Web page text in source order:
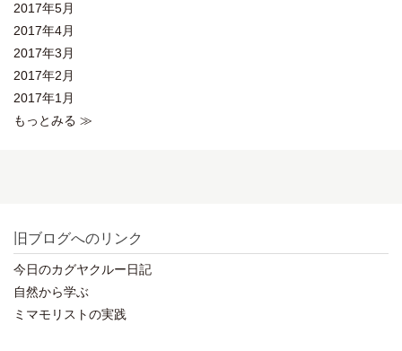
2017年5月
2017年4月
2017年3月
2017年2月
2017年1月
もっとみる ≫
旧ブログへのリンク
今日のカグヤクルー日記
自然から学ぶ
ミマモリストの実践